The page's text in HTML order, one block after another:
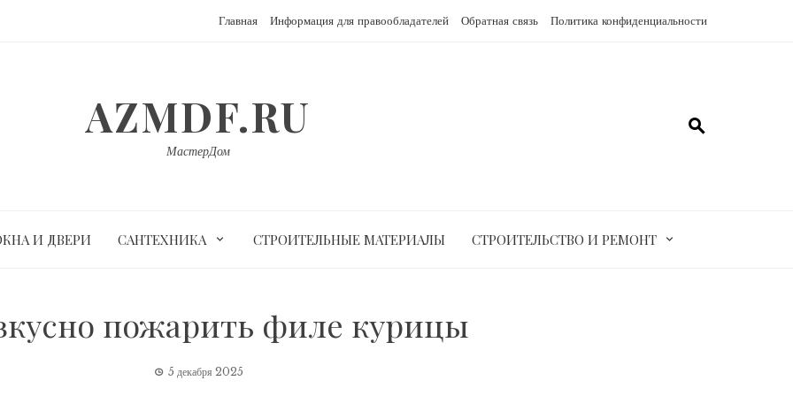
Главная Информация для правообладателей Обратная связь Политика конфиденциальности
AZMDF.RU
МастерДом
И ДВЕРИ САНТЕХНИКА СТРОИТЕЛЬНЫЕ МАТЕРИАЛЫ СТРОИТЕЛЬСТВО И РЕМОНТ
пожарить филе курицы
5 декабря 2025